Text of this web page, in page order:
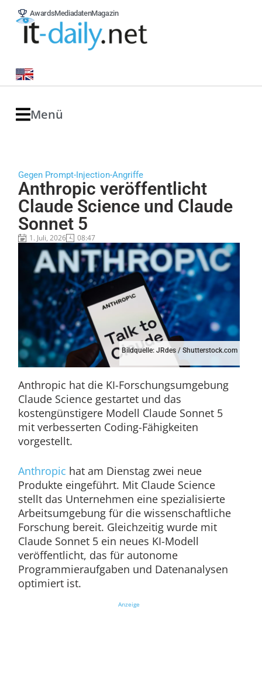
AwardsMediadatenMagazin
Menü
Gegen Prompt-Injection-Angriffe
Anthropic veröffentlicht
Claude Science und Claude
Sonnet 5
1. Juli, 2026 08:47
Bildquelle: JRdes / Shutterstock.com
Anthropic hat die KI-Forschungsumgebung
Claude Science gestartet und das
kostengünstigere Modell Claude Sonnet 5
mit verbesserten Coding-Fähigkeiten
vorgestellt.
Anthropic hat am Dienstag zwei neue
Produkte eingeführt. Mit Claude Science
stellt das Unternehmen eine spezialisierte
Arbeitsumgebung für die wissenschaftliche
Forschung bereit. Gleichzeitig wurde mit
Claude Sonnet 5 ein neues KI-Modell
veröffentlicht, das für autonome
Programmieraufgaben und Datenanalysen
optimiert ist.
Anzeige